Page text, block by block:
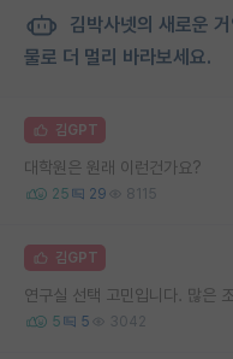
김박사넷의 새로운
물로 더 멀리 바라보세요.
김GPT
대학원은 원래 이런건가요?
25 29 8115
김GPT
연구실 선택 고민입니다. 많은
5 5 3042